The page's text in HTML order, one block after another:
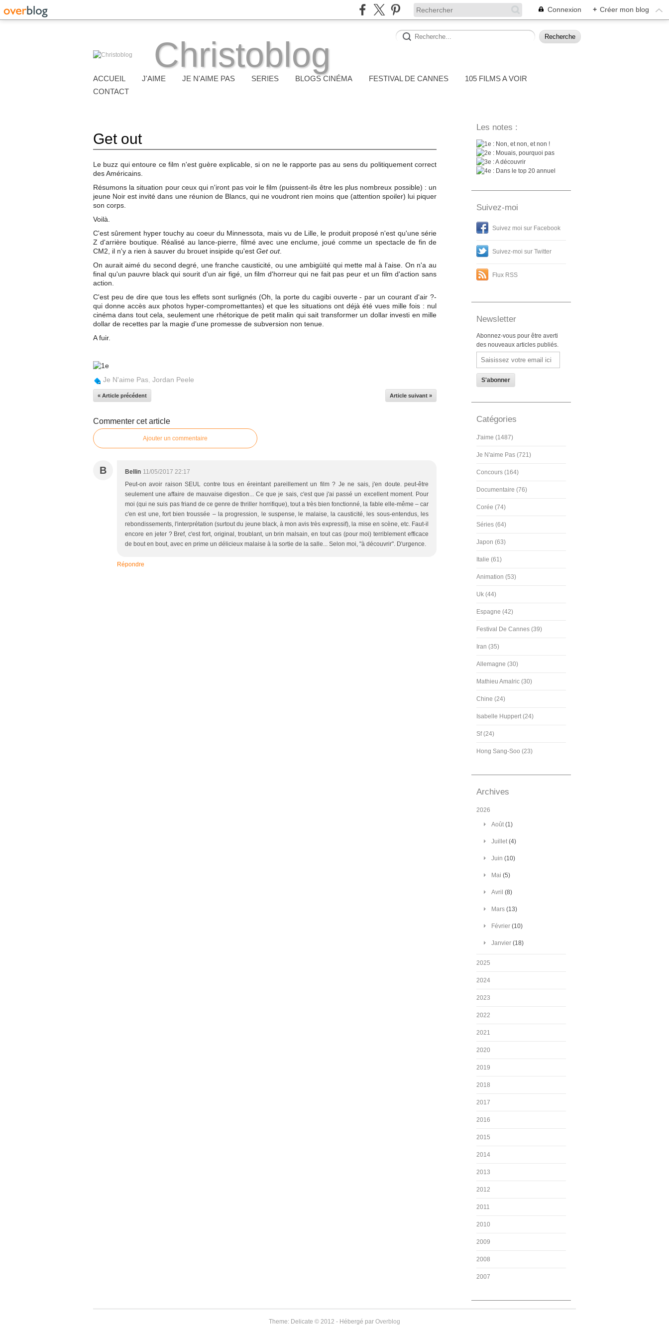
Connexion + Créer mon blog
Christoblog
ACCUEIL J'AIME JE N'AIME PAS SERIES BLOGS CINÉMA FESTIVAL DE CANNES
105 FILMS A VOIR
CONTACT
Get out
Le buzz qui entoure ce film n'est guère explicable, si on ne le rapporte pas au sens du politiquement correct
des Américains.
Résumons la situation pour ceux qui n'iront pas voir le film (puissent-ils être les plus nombreux possible) : un
jeune Noir est invité dans une réunion de Blancs, qui ne voudront rien moins que (attention spoiler) lui piquer
son corps.
Voilà.
C'est sûrement hyper touchy au coeur du Minnessota, mais vu de Lille, le produit proposé n'est qu'une série
Z d'arrière boutique. Réalisé au lance-pierre, filmé avec une enclume, joué comme un spectacle de fin de
CM2, il n'y a rien à sauver du brouet insipide qu'est Get out.
On aurait aimé du second degré, une franche causticité, ou une ambigüité qui mette mal à l'aise. On n'a au
final qu'un pauvre black qui sourit d'un air figé, un film d'horreur qui ne fait pas peur et un film d'action sans
action.
C'est peu de dire que tous les effets sont surlignés (Oh, la porte du cagibi ouverte - par un courant d'air ?-
qui donne accès aux photos hyper-compromettantes) et que les situations ont déjà été vues mille fois : nul
cinéma dans tout cela, seulement une rhétorique de petit malin qui sait transformer un dollar investi en mille
dollar de recettes par la magie d'une promesse de subversion non tenue.
A fuir.
Je N'aime Pas Jordan Peele
« Article précédent Article suivant »
Commenter cet article
Ajouter un commentaire
B Bellin 11/05/2017 22:17
Peut-on avoir raison SEUL contre tous en éreintant pareillement un film ? Je ne sais, j'en doute. peut-être
seulement une affaire de mauvaise digestion... Ce que je sais, c'est que j'ai passé un excellent moment. Pour
moi (qui ne suis pas friand de ce genre de thriller horrifique), tout a très bien fonctionné, la fable elle-même – car
c'en est une, fort bien troussée – la progression, le suspense, le malaise, la causticité, les sous-entendus, les
rebondissements, l'interprétation (surtout du jeune black, à mon avis très expressif), la mise en scène, etc. Faut-il
encore en jeter ? Bref, c'est fort, original, troublant, un brin malsain, en tout cas (pour moi) terriblement efficace
de bout en bout, avec en prime un délicieux malaise à la sortie de la salle... Selon moi, "à découvrir". D'urgence.
Répondre
Les notes :
: Non, et non, et non !
: Mouais, pourquoi pas
: A découvrir
: Dans le top 20 annuel
Suivez-moi
Suivez moi sur Facebook
Suivez-moi sur Twitter
Flux RSS
Newsletter
Abonnez-vous pour être averti
des nouveaux articles publiés.
Email
Catégories
J'aime (1487)
Je N'aime Pas (721)
Concours (164)
Documentaire (76)
Corée (74)
Séries (64)
Japon (63)
Italie (61)
Animation (53)
Uk (44)
Espagne (42)
Festival De Cannes (39)
Iran (35)
Allemagne (30)
Mathieu Amalric (30)
Chine (24)
Isabelle Huppert (24)
Sf (24)
Hong Sang-Soo (23)
Archives
2026
Août(1)
Juillet(4)
Juin (10)
Mai (5)
Avril (8)
Mars (13)
Février (10)
Janvier (18)
2025
2024
2023
2022
2021
2020
2019
2018
2017
2016
2015
2014
2013
2012
2011
2010
2009
2008
2007
Theme: Delicate © 2012 - Hébergé par Overblog